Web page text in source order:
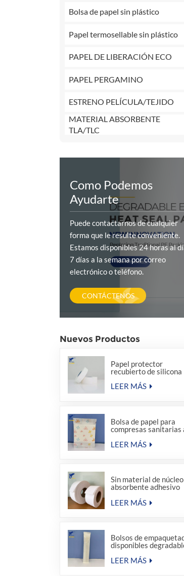
Bolsa de papel sin plástico
Papel termosellable sin plástico
PAPEL DE LIBERACIÓN ECO
PAPEL PERGAMINO
ESTRENO PELÍCULA/TEJIDO
MATERIAL ABSORBENTE
TLA/TLC
Como Podemos
Ayudarte
Puede contactarnos de cualquier
forma que le resulte conveniente.
Estamos disponibles 24 horas al
7 días a la semana por correo
electrónico o teléfono.
CONTÁCTENOS
Nuevos Productos
Papel protector
recubierto de silicona
LEER MÁS
Bolsa de papel para
compresas sanitarias
por mayor de fábrica
LEER MÁS
Sin material de núcleo
absorbente adhesivo
compresas sanitarias
LEER MÁS
Bolsos de
disponibles
del sellado caliente del
equipo de amenidad del
LEER MÁS